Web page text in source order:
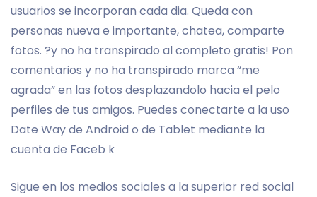
usuarios se incorporan cada dia. Queda con
personas nueva e importante, chatea, comparte
fotos. ?y no ha transpirado al completo gratis! Pon
comentarios y no ha transpirado marca “me
agrada” en las fotos desplazandolo hacia el pelo
perfiles de tus amigos. Puedes conectarte a la uso
Date Way de Android o de Tablet mediante la
cuenta de Faceb k
Sigue en los medios sociales a la superior red social